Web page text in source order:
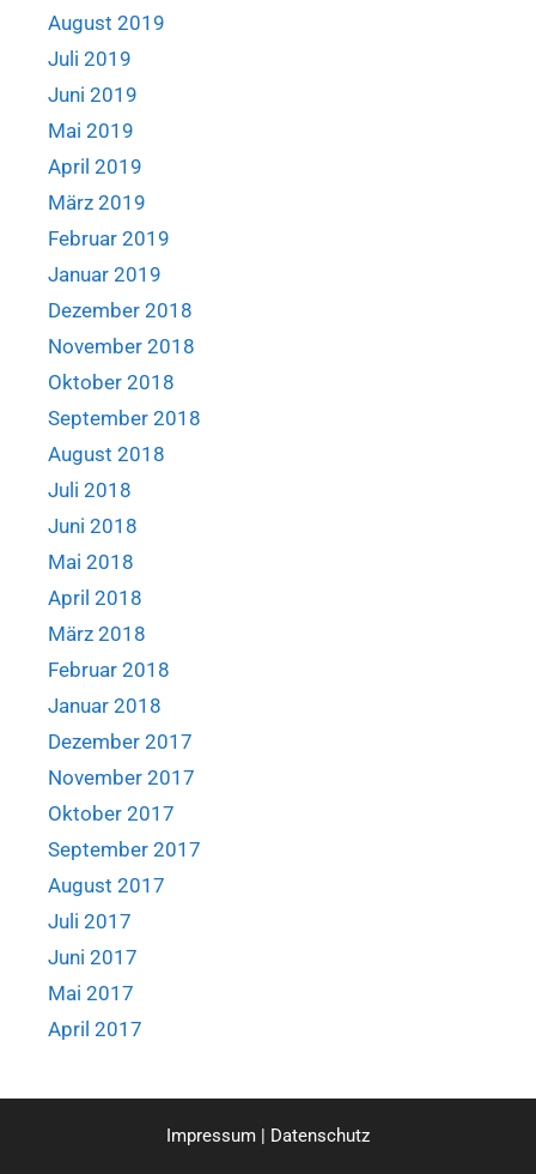
August 2019
Juli 2019
Juni 2019
Mai 2019
April 2019
März 2019
Februar 2019
Januar 2019
Dezember 2018
November 2018
Oktober 2018
September 2018
August 2018
Juli 2018
Juni 2018
Mai 2018
April 2018
März 2018
Februar 2018
Januar 2018
Dezember 2017
November 2017
Oktober 2017
September 2017
August 2017
Juli 2017
Juni 2017
Mai 2017
April 2017
Impressum | Datenschutz